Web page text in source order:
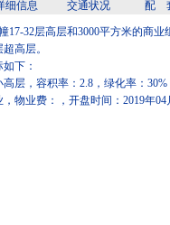
细信息 交通状况 配
17-32层高层和3000平方米的商
高层。
下：
层，容积率：2.8，绿化率：
物业费：，开盘时间：2019年04